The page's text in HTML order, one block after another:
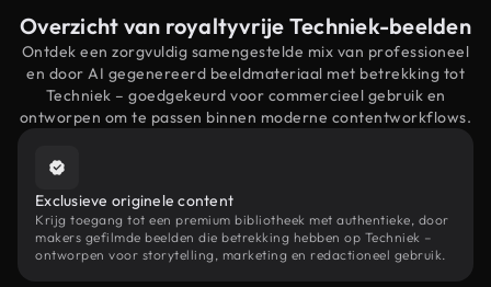
Overzicht van royaltyvrije Techniek-beelden
Ontdek een zorgvuldig samengestelde mix van professioneel
en door AI gegenereerd beeldmateriaal met betrekking tot
Techniek – goedgekeurd voor commercieel gebruik en
ontworpen om te passen binnen moderne contentworkflows.
Exclusieve originele content
Krijg toegang tot een premium bibliotheek met authentieke, door
makers gefilmde beelden die betrekking hebben op Techniek –
ontworpen voor storytelling, marketing en redactioneel gebruik.